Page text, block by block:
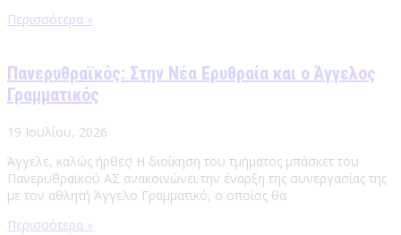
Περισσότερα »
Πανερυθραϊκός: Στην Νέα Ερυθραία και ο Άγγελος
Γραμματικός
19 Ιουλίου, 2026
Άγγελε, καλώς ήρθες! Η διοίκηση του τμήματος μπάσκετ του
Πανερυθραϊκού ΑΣ ανακοινώνει την έναρξη της συνεργασίας της
με τον αθλητή Άγγελο Γραμματικό, ο οποίος θα
Περισσότερα »